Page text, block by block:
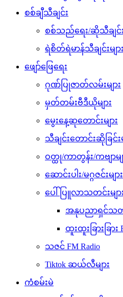
စစ်ချီသီချင်း
စစ်သည်ရေး/ဆိုသီချင်း
ရဲစိတ်ရဲမာန်သီချင်းများ
ဖျော်ဖြေရေး
ဂုဏ်ပြုဇာတ်လမ်းများ
မှတ်တမ်းဗီဒီယိုများ
မွေးနေ့ဆုတောင်းများ
သီချင်းတောင်းဆိုခြင်းမ
ဝတ္ထု/ကာတွန်း/ကဗျာမျ
ဆောင်းပါး/မဂ္ဂဇင်းများ
ပေါ်ပြူလာသတင်းမျာ
အနုပညာရှင်သတင်
ထူးထူးခြားခြား
သဇင် FM Radio
Tiktok ဆယ်လီများ
ကံစမ်းမဲ